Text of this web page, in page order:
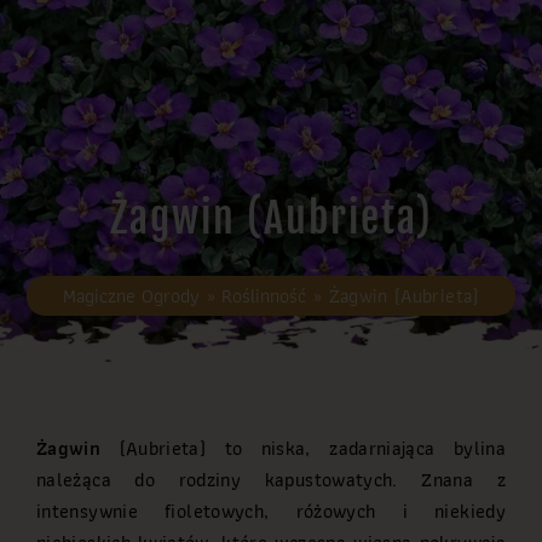
Żagwin (Aubrieta)
Magiczne Ogrody » Roślinność » Żagwin (Aubrieta)
Żagwin (Aubrieta) to niska, zadarniająca bylina
należąca do rodziny kapustowatych. Znana z
intensywnie fioletowych, różowych i niekiedy